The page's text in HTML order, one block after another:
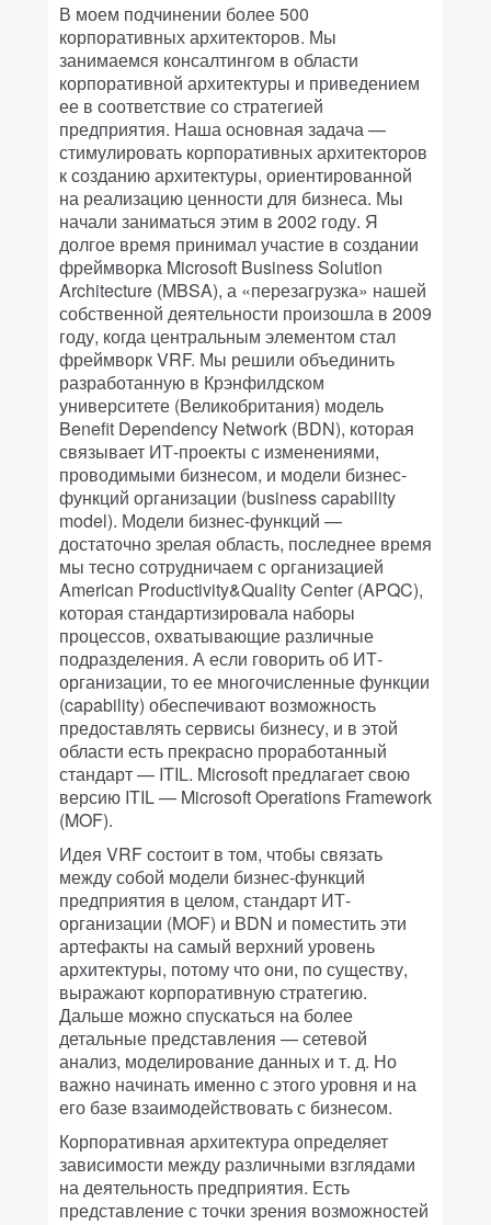
В моем подчинении более 500
корпоративных архитекторов. Мы
занимаемся консалтингом в области
корпоративной архитектуры и приведением
ее в соответствие со стратегией
предприятия. Наша основная задача —
стимулировать корпоративных архитекторов
к созданию архитектуры, ориентированной
на реализацию ценности для бизнеса. Мы
начали заниматься этим в 2002 году. Я
долгое время принимал участие в создании
фреймворка Microsoft Business Solution
Architecture (MBSA), а «перезагрузка» нашей
собственной деятельности произошла в 2009
году, когда центральным элементом стал
фреймворк VRF. Мы решили объединить
разработанную в Крэнфилдском
университете (Великобритания) модель
Benefit Dependency Network (BDN), которая
связывает ИТ-проекты с изменениями,
проводимыми бизнесом, и модели бизнес-
функций организации (business capability
model). Модели бизнес-функций —
достаточно зрелая область, последнее время
мы тесно сотрудничаем с организацией
American Productivity&Quality Center (APQC),
которая стандартизировала наборы
процессов, охватывающие различные
подразделения. А если говорить об ИТ-
организации, то ее многочисленные функции
(capability) обеспечивают возможность
предоставлять сервисы бизнесу, и в этой
области есть прекрасно проработанный
стандарт — ITIL. Microsoft предлагает свою
версию ITIL — Microsoft Operations Framework
(MOF).
Идея VRF состоит в том, чтобы связать
между собой модели бизнес-функций
предприятия в целом, стандарт ИТ-
организации (MOF) и BDN и поместить эти
артефакты на самый верхний уровень
архитектуры, потому что они, по существу,
выражают корпоративную стратегию.
Дальше можно спускаться на более
детальные представления — сетевой
анализ, моделирование данных и т. д. Но
важно начинать именно с этого уровня и на
его базе взаимодействовать с бизнесом.
Корпоративная архитектура определяет
зависимости между различными взглядами
на деятельность предприятия. Есть
представление с точки зрения возможностей